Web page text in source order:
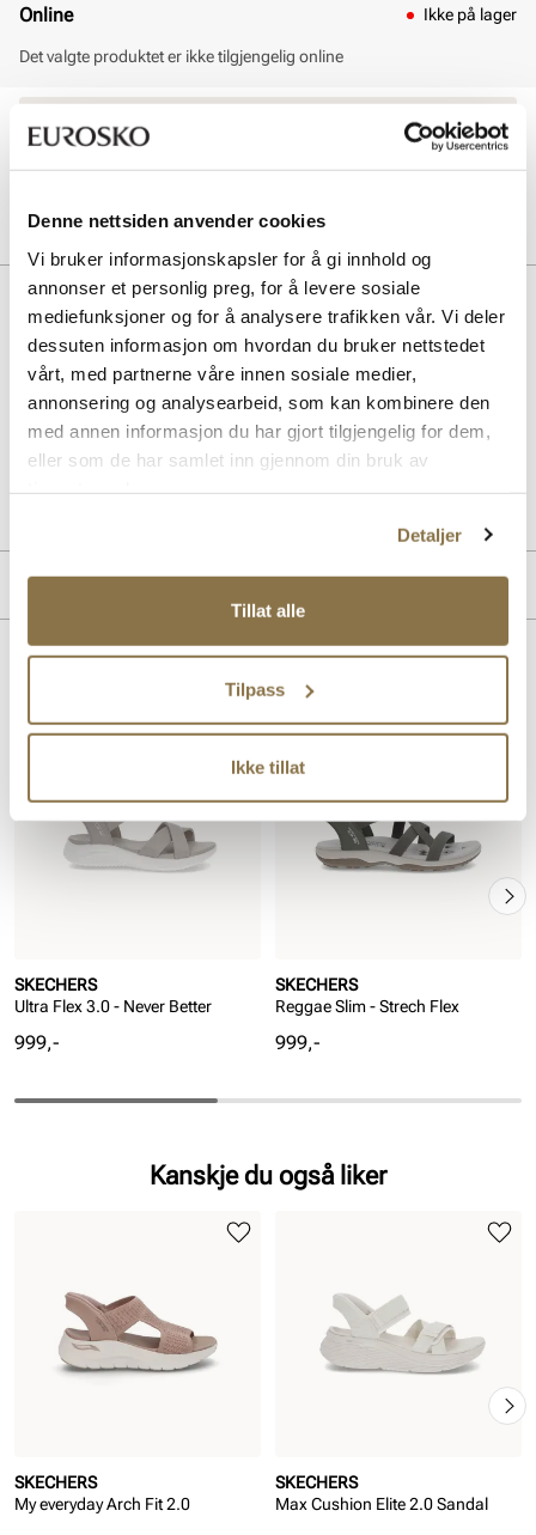
Denne nettsiden anvender cookies
Vi bruker informasjonskapsler for å gi innhold og
annonser et personlig preg, for å levere sosiale
mediefunksjoner og for å analysere trafikken vår. Vi deler
dessuten informasjon om hvordan du bruker nettstedet
vårt, med partnerne våre innen sosiale medier,
annonsering og analysearbeid, som kan kombinere den
med annen informasjon du har gjort tilgjengelig for dem,
eller som de har samlet inn gjennom din bruk av
Detaljer
Tillat alle
Tilpass
Ikke tillat
Online Ikke på lager
Det valgte produktet er ikke tilgjengelig online
Hjemlevering 3-7 dager
Beskrivelse
SKECHERS Arch Fit 2.0 Sandal - My Everyday kombinerer komfort
og støtte med en lett, pustende design. Sandalen har ergonomisk
buestøtte som avlaster foten, og en fleksibel yttersåle som gir godt
grep. Perfekt for aktive dager med stil og komfort.
Merke
Lignende produkter
SKECHERS
Ultra Flex 3.0 - Never Better
Pris
999,-
SKECHERS
Reggae Slim - Strech Flex
Pris
999,-
Kanskje du også liker
SKECHERS
My everyday Arch Fit 2.0
SKECHERS
Max Cushion Elite 2.0 Sandal